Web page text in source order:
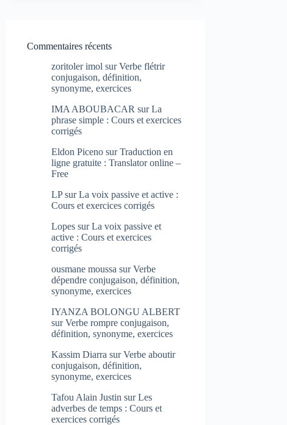
Commentaires récents
zoritoler imol surVerbe flétrir
conjugaison, définition,
synonyme, exercices
IMA ABOUBACAR surLa
phrase simple : Cours et exercices
corrigés
Eldon Piceno surTraduction en
ligne gratuite : Translator online –
Free
LPsurLa voix passive et active :
Cours et exercices corrigés
Lopes surLa voix passive et
active : Cours et exercices
corrigés
ousmane moussa surVerbe
dépendre conjugaison, définition,
synonyme, exercices
IYANZA BOLONGU ALBERT
surVerbe rompre conjugaison,
définition, synonyme, exercices
Kassim Diarra surVerbe aboutir
conjugaison, définition,
synonyme, exercices
Tafou Alain Justin surLes
adverbes de temps : Cours et
exercices corrigés